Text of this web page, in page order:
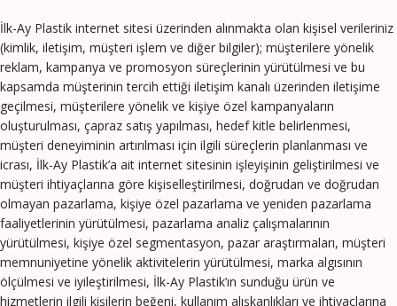
İlk-Ay Plastik internet sitesi üzerinden alınmakta olan kişisel verileriniz
(kimlik, iletişim, müşteri işlem ve diğer bilgiler); müşterilere yönelik
reklam, kampanya ve promosyon süreçlerinin yürütülmesi ve bu
kapsamda müşterinin tercih ettiği iletişim kanalı üzerinden iletişime
geçilmesi, müşterilere yönelik ve kişiye özel kampanyaların
oluşturulması, çapraz satış yapılması, hedef kitle belirlenmesi,
müşteri deneyiminin artırılması için ilgili süreçlerin planlanması ve
icrası, İlk-Ay Plastik’a ait internet sitesinin işleyişinin geliştirilmesi ve
müşteri ihtiyaçlarına göre kişiselleştirilmesi, doğrudan ve doğrudan
olmayan pazarlama, kişiye özel pazarlama ve yeniden pazarlama
faaliyetlerinin yürütülmesi, pazarlama analiz çalışmalarının
yürütülmesi, kişiye özel segmentasyon, pazar araştırmaları, müşteri
memnuniyetine yönelik aktivitelerin yürütülmesi, marka algısının
ölçülmesi ve iyileştirilmesi, İlk-Ay Plastik’ın sunduğu ürün ve
hizmetlerin ilgili kişilerin beğeni, kullanım alışkanlıkları ve ihtiyaçlarına